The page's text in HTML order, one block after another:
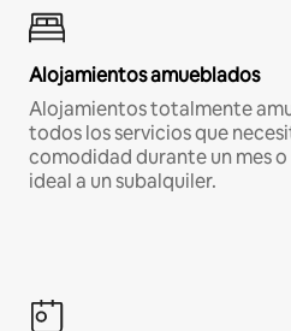
Alojamientos amueblados
Alojamientos totalmente
todos los servicios que
comodidad durante un mes o
ideal a un subalquiler.